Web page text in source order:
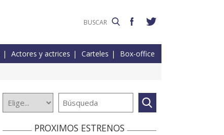
Actores y actrices Carteles Box-office
PROXIMOS ESTRENOS